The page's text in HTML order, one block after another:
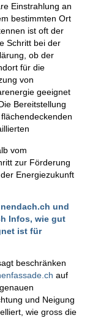
Einstrahlung an
bestimmten Ort
ist oft der
Schritt bei der
ob der
für die
von
geeignet
Bereitstellung
vom
zur Förderung
Energiezukunft
und
Infos, wie gut
ist für
beschränken
auf
und Neigung
wie gross die